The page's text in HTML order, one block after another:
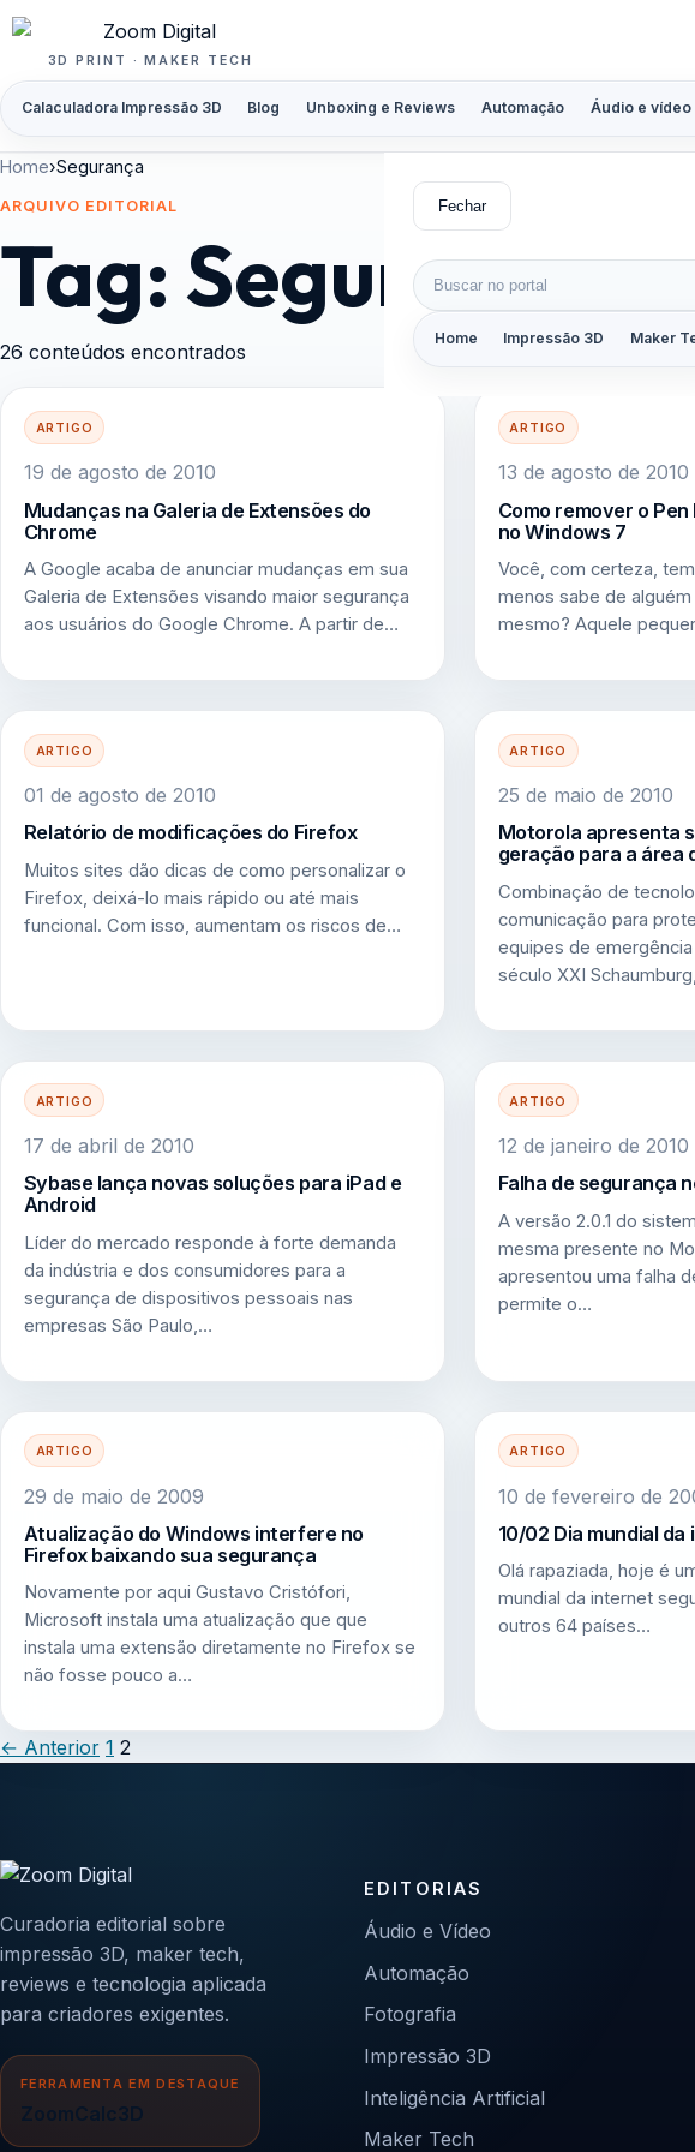
Pular para o conteúdo
3D PRINT · MAKER TECH
Calaculadora Impressão 3D Blog Unboxing e Reviews Automação Áudio e vídeo
Fechar
Buscar por:
Home Impressão 3D Maker
Home›Segurança
ARQUIVO EDITORIAL
Tag:Segurança
26 conteúdos encontrados
ARTIGO
19 de agosto de 2010
Mudanças na Galeria de Extensões do
Chrome
A Google acaba de anunciar mudanças em sua
Galeria de Extensões visando maior segurança
aos usuários do Google Chrome. A partir de…
ARTIGO
13 de agosto de 2010
Como remover o
no Windows 7
Você, com certeza,
menos sabe de
mesmo? Aquele
ARTIGO
01 de agosto de 2010
Relatório de modificações do Firefox
Muitos sites dão dicas de como personalizar o
Firefox, deixá-lo mais rápido ou até mais
funcional. Com isso, aumentam os riscos de…
ARTIGO
25 de maio de 2010
Motorola apresenta
geração para a área
Combinação de
comunicação para
equipes de
século XXI
ARTIGO
17 de abril de 2010
Sybase lança novas soluções para iPad e
Android
Líder do mercado responde à forte demanda
da indústria e dos consumidores para a
segurança de dispositivos pessoais nas
empresas São Paulo,…
ARTIGO
12 de janeiro de 2010
Falha de segurança
A versão 2.0.1 do
mesma presente no
apresentou uma falha
permite o…
ARTIGO
29 de maio de 2009
Atualização do Windows interfere no
Firefox baixando sua segurança
Novamente por aqui Gustavo Cristófori,
Microsoft instala uma atualização que que
instala uma extensão diretamente no Firefox se
não fosse pouco a…
ARTIGO
10 de fevereiro de
10/02 Dia mundial
Olá rapaziada, hoje é
mundial da internet
outros 64 países…
← Anterior 1 2
Curadoria editorial sobre
impressão 3D, maker tech,
reviews e tecnologia aplicada
para criadores exigentes.
FERRAMENTA EM DESTAQUE
ZoomCalc3D
EDITORIAS
Áudio e Vídeo
Automação
Fotografia
Impressão 3D
Inteligência Artificial
Maker Tech